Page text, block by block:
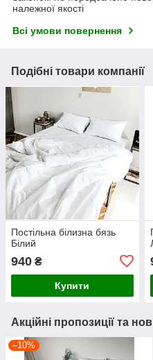
належної якості
Всі умови повернення
Подібні товари компанії
Постільна білизна бязь
Білий
940 ₴
Купити
Акційні пропозиції та
–10%